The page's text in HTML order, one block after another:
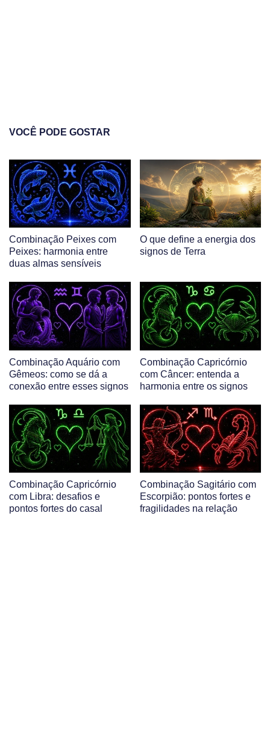
VOCÊ PODE GOSTAR
Combinação Peixes com
Peixes: harmonia entre
duas almas sensíveis
O que define a energia dos
signos de Terra
Combinação Aquário com
Gêmeos: como se dá a
conexão entre esses signos
Combinação Capricórnio
com Câncer: entenda a
harmonia entre os signos
Combinação Capricórnio
com Libra: desafios e
pontos fortes do casal
Combinação Sagitário com
Escorpião: pontos fortes e
fragilidades na relação